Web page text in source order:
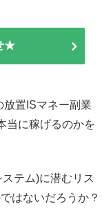
★
放置ISマネー副業
当に稼げるのかを
テム)に潜むリス
はないだろうか？